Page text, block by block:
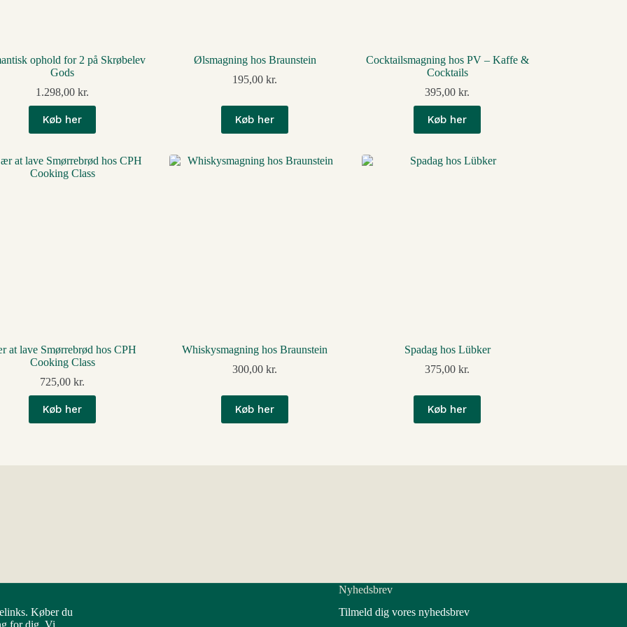
ophold for 2 på Skrøbelev
Gods
1.298,00kr.
Køb her
Ølsmagning hos Braunstein
195,00kr.
Køb her
Cocktailsmagning hos PV – Kaffe &
Cocktails
395,00kr.
Køb her
at lave Smørrebrød hos CPH
Cooking Class
725,00kr.
Køb her
Whiskysmagning hos Braunstein
300,00kr.
Køb her
Spadag hos Lübker
375,00kr.
Køb her
Køber du
Nyhedsbrev
Tilmeld dig vores nyhedsbrev